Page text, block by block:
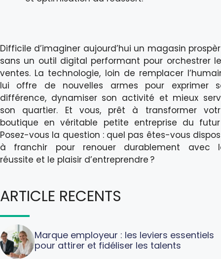
Difficile d’imaginer aujourd’hui un magasin
sans un outil digital performant pour orchestrer
ventes. La technologie, loin de remplacer
lui offre de nouvelles armes pour exprimer
différence, dynamiser son activité et mieux
son quartier. Et vous, prêt à transformer
boutique en véritable petite entreprise du futur
Posez-vous la question : quel pas êtes-vous
à franchir pour renouer durablement avec
réussite et le plaisir d’entreprendre ?
ARTICLE RECENTS
Marque employeur : les leviers essentiels
pour attirer et fidéliser les talents